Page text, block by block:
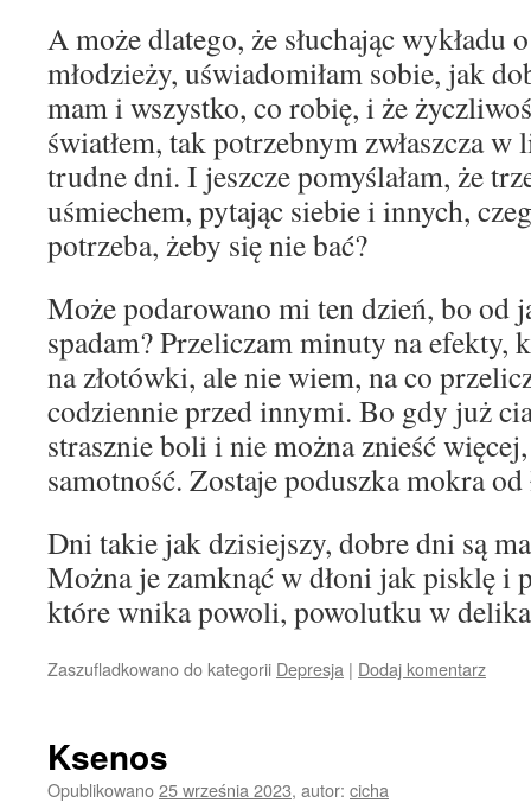
A może dlatego, że słuchając wykładu
młodzieży, uświadomiłam sobie, jak
mam i wszystko, co robię, i że
światłem, tak potrzebnym zwłaszcza
trudne dni. I jeszcze pomyślałam, że
uśmiechem, pytając siebie i innych,
potrzeba, żeby się nie bać?
Może podarowano mi ten dzień, bo od
spadam? Przeliczam minuty na efekty,
na złotówki, ale nie wiem, na co
codziennie przed innymi. Bo gdy już
strasznie boli i nie można znieść
samotność. Zostaje poduszka mokra od
Dni takie jak dzisiejszy, dobre dni są
Można je zamknąć w dłoni jak pisklę i
które wnika powoli, powolutku w
Zaszufladkowano do kategorii Depresja | Dodaj komentarz
Ksenos
Opublikowano25 września 2023, autor: cicha